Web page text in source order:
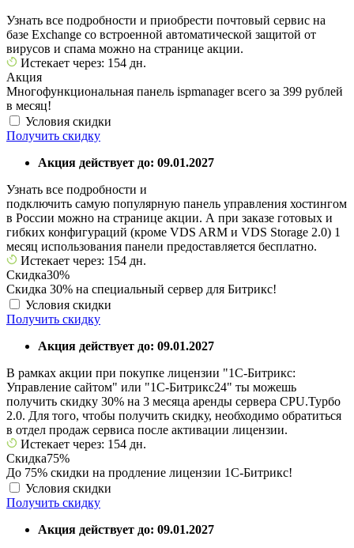
Узнать все подробности и приобрести почтовый сервис на
базе Exchange со встроенной автоматической защитой от
вирусов и спама можно на странице акции.
Истекает через: 154 дн.
Акция
Многофункциональная панель ispmanager всего за 399 рублей
в месяц!
Условия скидки
Получить скидку
Акция действует до: 09.01.2027
Узнать все подробности и
подключить самую популярную панель управления хостингом
в России можно на странице акции. А при заказе готовых и
гибких конфигураций (кроме VDS ARM и VDS Storage 2.0) 1
месяц использования панели предоставляется бесплатно.
Истекает через: 154 дн.
Скидка30%
Скидка 30% на специальный сервер для Битрикс!
Условия скидки
Получить скидку
Акция действует до: 09.01.2027
В рамках акции при покупке лицензии "1С-Битрикс:
Управление сайтом" или "1С-Битрикс24" ты можешь
получить скидку 30% на 3 месяца аренды сервера CPU.Турбо
2.0. Для того, чтобы получить скидку, необходимо обратиться
в отдел продаж сервиса после активации лицензии.
Истекает через: 154 дн.
Скидка75%
До 75% скидки на продление лицензии 1С-Битрикс!
Условия скидки
Получить скидку
Акция действует до: 09.01.2027